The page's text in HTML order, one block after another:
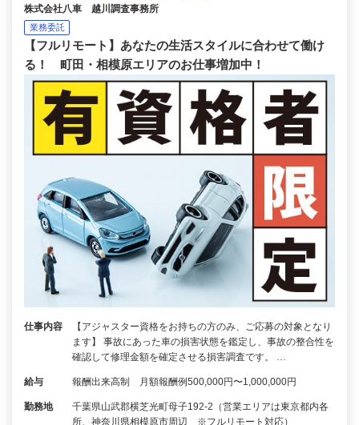
株式会社八車 越川調査事務所
業務委託
【フルリモート】あなたの生活スタイルに合わせて働け
る！ 町田・相模原エリアのお仕事増加中！
仕事内容
【アジャスター資格をお持ちの方のみ、ご応募の対象となり
ます】 事故にあった車の損害状態を鑑定し、事故の整合性を
確認して修理金額を確定させる損害調査です。 …
給与 報酬出来高制 月額報酬例500,000円〜1,000,000円
勤務地
千葉県山武郡横芝光町母子192-2（営業エリアは東京都内各
所、神奈川県相模原市周辺 ※フルリモート対応）